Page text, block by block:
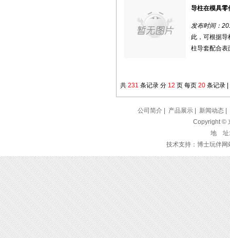
导柱在模具零
发布时间：
此，可根据
柱导套配合表
共 231 条记录 分 12 页 每页 20条记录 |
公司简介| 产品展示| 新闻动态|
Copyright ©
地
技术支持：博士玩伴网